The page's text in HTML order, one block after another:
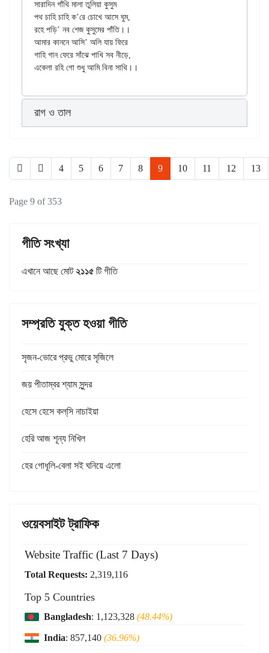
সারাদিন গাঁথি মালা তুলিয়া কুসুম
পথ চাহি চাহি ক’রে চোখে আসে ঘুম,
রহে পড়ি’ নব শেজ কুসুমের পাঁতি।।
আমার কাননে আসি’ অলি যায় ফিরে
গাহি গান ফেরে সাঁঝে পাখি সব নীড়ে,
রাগ ও তাল
4 5 6 7 8 9 10 11 12 13
Page 9 of 353
গীতি সংখ্যা
এখানে আছে মোট২১১৫ টি গীতি
সম্প্রতি যুক্ত হওয়া গীতি
সৃজন-ভোরে প্রভু মোরে সৃজিলে
জয় পীতাম্বর শ্যাম সুন্দর
হেসে হেসে কল্‌সি নাচাইয়া
হেরি আজ শূন্য নিখিল
হের গোধূলি-বেলা সই ঘনিয়ে এলো
ওয়েবসাইট ট্রাফিক
Website Traffic (Last 7 Days)
Total Requests: 2,319,116
Top 5 Countries
Bangladesh: 1,123,328 (48.44%)
India: 857,140 (36.96%)